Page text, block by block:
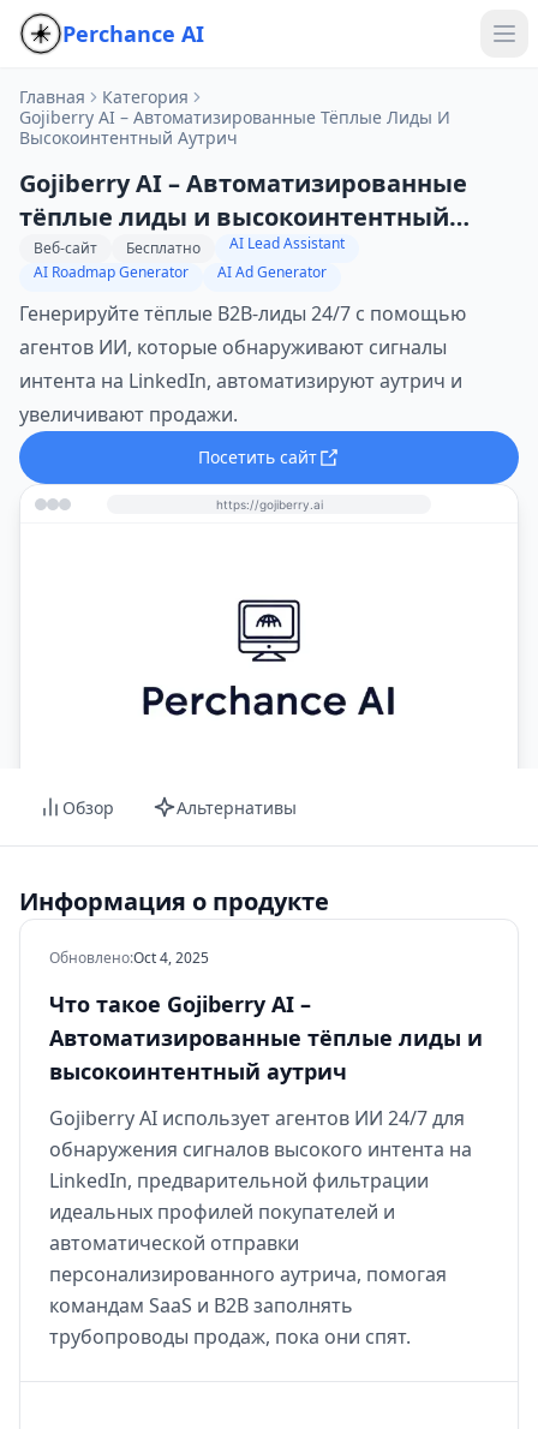
Perchance AI
Главная
Категория
Gojiberry AI – Автоматизированные Тёплые Лиды И
Высокоинтентный Аутрич
Gojiberry AI – Автоматизированные
тёплые лиды и высокоинтентный
аутрич
Веб-сайт Бесплатно
AI Lead Assistant
AI Roadmap Generator
AI Ad Generator
Генерируйте тёплые B2B-лиды 24/7 с помощью
агентов ИИ, которые обнаруживают сигналы
интента на LinkedIn, автоматизируют аутрич и
увеличивают продажи.
Посетить сайт
https://gojiberry.ai
Обзор Альтернативы
Информация о продукте
Обновлено:Oct 4, 2025
Что такое Gojiberry AI –
Автоматизированные тёплые лиды и
высокоинтентный аутрич
Gojiberry AI использует агентов ИИ 24/7 для
обнаружения сигналов высокого интента на
LinkedIn, предварительной фильтрации
идеальных профилей покупателей и
автоматической отправки
персонализированного аутрича, помогая
командам SaaS и B2B заполнять
трубопроводы продаж, пока они спят.